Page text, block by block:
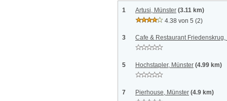
1 Artusi, Münster (3.11 km)
4.38 von 5 (2)
3 Cafe & Restaurant Friedenskrug,
5 Hochstapler, Münster (4.99 km)
7 Pierhouse, Münster (4.9 km)